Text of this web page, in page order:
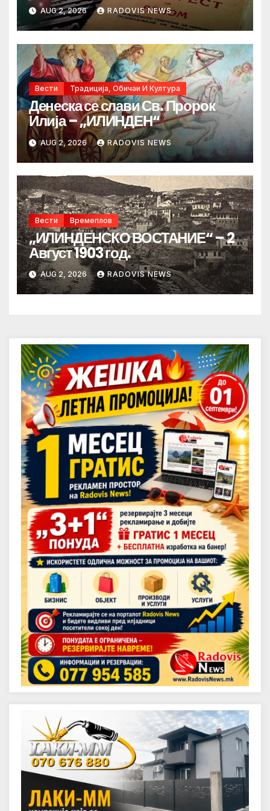
AUG 2, 2026 RADOVIS NEWS
Вести Традиција, Обичаи И Култура
Денеска се слави Св. Пророк
Илија – „ИЛИНДЕН“
AUG 2, 2026 RADOVIS NEWS
Вести Времеплов
„ИЛИНДЕНСКО ВОСТАНИЕ“ – 2
Август 1903 год.
AUG 2, 2026 RADOVIS NEWS